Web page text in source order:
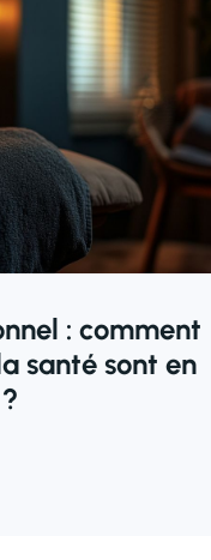
: comment
santé sont en